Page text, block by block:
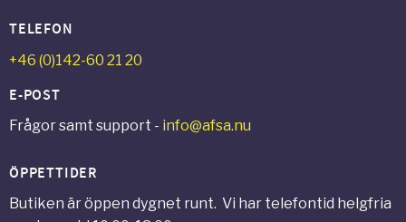
TELEFON
+46 (0)142-60 21 20
E-POST
Frågor samt support - info@afsa.nu
ÖPPETTIDER
Butiken är öppen dygnet runt. Vi har telefontid helgfria